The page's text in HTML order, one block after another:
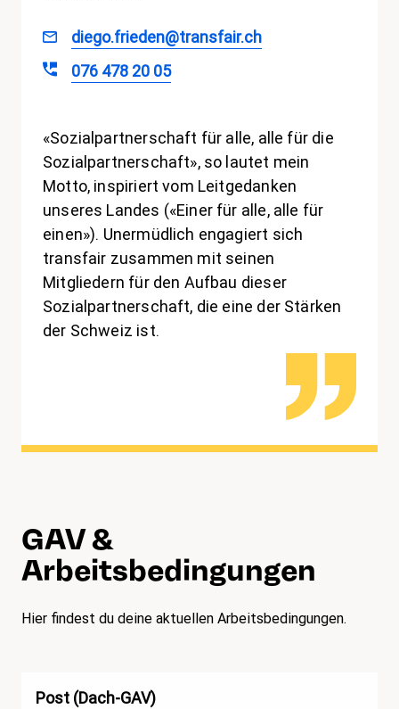
diego.frieden@transfair.ch
076 478 20 05
«Sozialpartnerschaft für alle, alle für die
Sozialpartnerschaft», so lautet mein
Motto, inspiriert vom Leitgedanken
unseres Landes («Einer für alle, alle für
einen»). Unermüdlich engagiert sich
transfair zusammen mit seinen
Mitgliedern für den Aufbau dieser
Sozialpartnerschaft, die eine der Stärken
der Schweiz ist.
GAV &
Arbeitsbedingungen
Hier findest du deine aktuellen Arbeitsbedingungen.
Post (Dach-GAV)